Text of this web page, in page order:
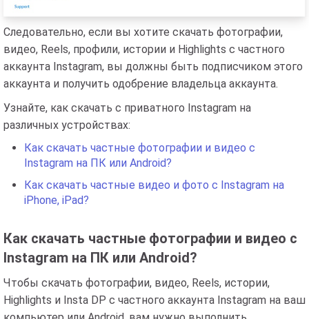
Следовательно, если вы хотите скачать фотографии,
видео, Reels, профили, истории и Highlights с частного
аккаунта Instagram, вы должны быть подписчиком этого
аккаунта и получить одобрение владельца аккаунта.
Узнайте, как скачать с приватного Instagram на
различных устройствах:
Как скачать частные фотографии и видео с
Instagram на ПК или Android?
Как скачать частные видео и фото с Instagram на
iPhone, iPad?
Как скачать частные фотографии и видео с
Instagram на ПК или Android?
Чтобы скачать фотографии, видео, Reels, истории,
Highlights и Insta DP с частного аккаунта Instagram на ваш